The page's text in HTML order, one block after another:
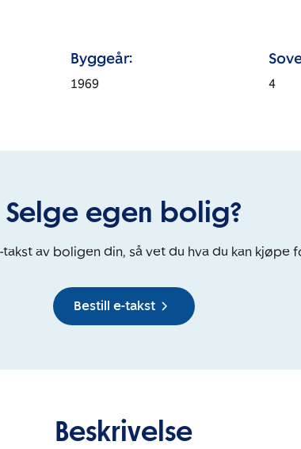
Byggeår:
1969 4
Selge egen bolig?
takst av boligen din, så vet du hva du kan kjøpe
Bestill e-takst
Beskrivelse